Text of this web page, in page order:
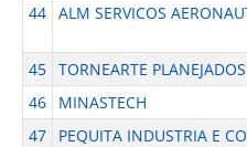
44 ALM SERVICOS
45 TORNEARTE PLANEJADOS
46
MINASTECH
47
PEQUITA INDUSTRIA E